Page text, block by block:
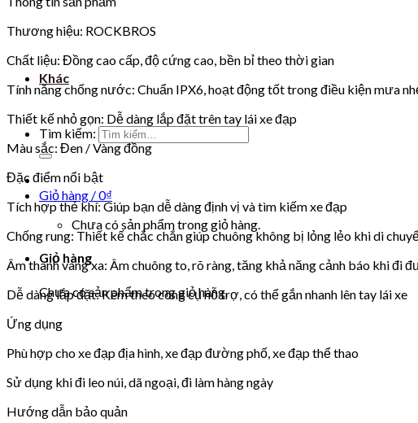
Khác
Tìm kiếm:
Giỏ hàng /0₫
Chưa có sản phẩm trong giỏ hàng.
Giỏ hàng
Chưa có sản phẩm trong giỏ hàng.
Thương hiệu: ROCKBROS
Chất liệu: Đồng cao cấp, độ cứng cao, bền bỉ theo thời gian
Tính năng chống nước: Chuẩn IPX6, hoạt động tốt trong điều kiện mưa
Thiết kế nhỏ gọn: Dễ dàng lắp đặt trên tay lái xe đạp
Màu sắc: Đen / Vàng đồng
Đặc điểm nổi bật
Tích hợp thẻ khí: Giúp bạn dễ dàng định vị và tìm kiếm xe đạp
Chống rung: Thiết kế chắc chắn giúp chuông không bị lỏng lẻo khi di
Âm thanh vang xa: Âm chuông to, rõ ràng, tăng khả năng cảnh báo khi đi
Dễ dàng lắp đặt: Kèm theo công cụ hỗ trợ, có thể gắn nhanh lên tay lái xe
Ứng dụng
Phù hợp cho xe đạp địa hình, xe đạp đường phố, xe đạp thể thao
Sử dụng khi đi leo núi, dã ngoại, đi làm hàng ngày
Hướng dẫn bảo quản